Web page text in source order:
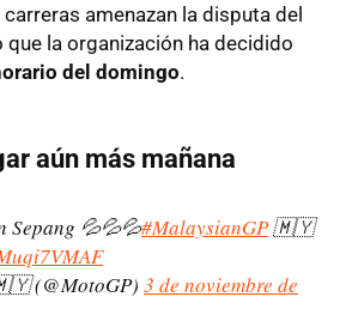
amenazan la disputa del
que la organización ha decidido
del domingo.
aún más mañana
Sepang 💦💦💦#MalaysianGP🇲🇾
(@MotoGP) 3 de noviembre de